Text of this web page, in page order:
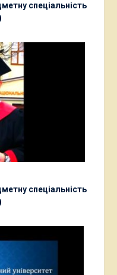
спеціальність
спеціальність